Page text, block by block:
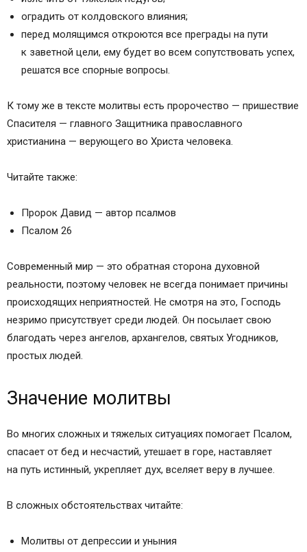
оградить от колдовского влияния;
перед молящимся откроются все преграды на пути
к заветной цели, ему будет во всем сопутствовать успех,
решатся все спорные вопросы.
К тому же в тексте молитвы есть пророчество — пришествие
Спасителя — главного Защитника православного
христианина — верующего во Христа человека.
Читайте также:
Пророк Давид — автор псалмов
Псалом 26
Современный мир — это обратная сторона духовной
реальности, поэтому человек не всегда понимает причины
происходящих неприятностей. Не смотря на это, Господь
незримо присутствует среди людей. Он посылает свою
благодать через ангелов, архангелов, святых Угодников,
простых людей.
Значение молитвы
Во многих сложных и тяжелых ситуациях помогает Псалом,
спасает от бед и несчастий, утешает в горе, наставляет
на путь истинный, укрепляет дух, вселяет веру в лучшее.
В сложных обстоятельствах читайте:
Молитвы от депрессии и уныния